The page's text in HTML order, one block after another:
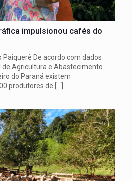
impulsionou cafés do
Paiquerê De acordo com dados
de Agricultura e Abastecimento
do Paraná existem
produtores de